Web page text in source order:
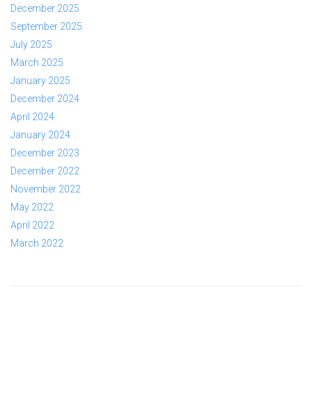
December 2025
September 2025
July 2025
March 2025
January 2025
December 2024
April 2024
January 2024
December 2023
December 2022
November 2022
May 2022
April 2022
March 2022